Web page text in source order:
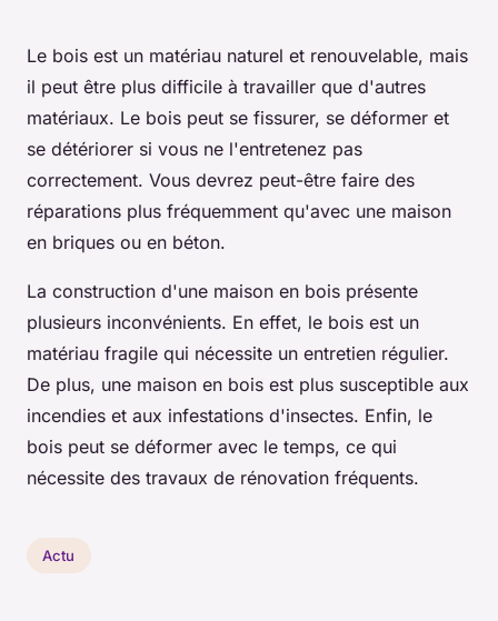
Le bois est un matériau naturel et renouvelable, mais
il peut être plus difficile à travailler que d'autres
matériaux. Le bois peut se fissurer, se déformer et
se détériorer si vous ne l'entretenez pas
correctement. Vous devrez peut-être faire des
réparations plus fréquemment qu'avec une maison
en briques ou en béton.
La construction d'une maison en bois présente
plusieurs inconvénients. En effet, le bois est un
matériau fragile qui nécessite un entretien régulier.
De plus, une maison en bois est plus susceptible aux
incendies et aux infestations d'insectes. Enfin, le
bois peut se déformer avec le temps, ce qui
nécessite des travaux de rénovation fréquents.
Actu